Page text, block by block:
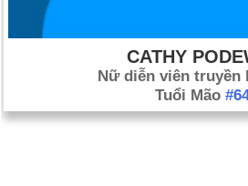
CATHY
Nữ diễn viên truyền
Tuổi Mão